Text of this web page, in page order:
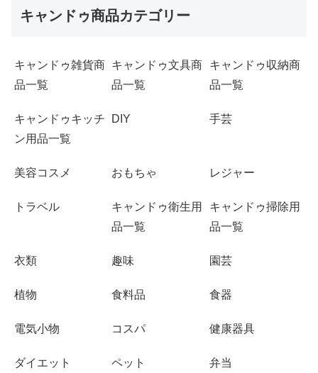
キャンドゥ商品カテゴリー
キャンドゥ雑貨商
品一覧
キャンドゥ文具商
品一覧
キャンドゥ収納商
品一覧
キャンドゥキッチ
ン用品一覧
DIY 手芸
美容コスメ おもちゃ レジャー
トラベル
キャンドゥ衛生用
品一覧
キャンドゥ掃除用
品一覧
衣類 趣味 園芸
植物 食料品 食器
電気小物 コスパ 健康器具
ダイエット ペット 弁当